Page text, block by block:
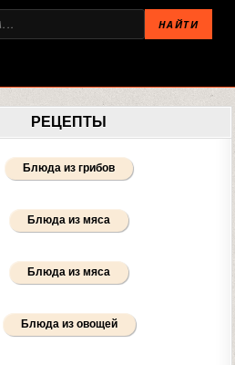
НАЙТИ
РЕЦЕПТЫ
Блюда из грибов
Блюда из мяса
Блюда из мяса
Блюда из овощей